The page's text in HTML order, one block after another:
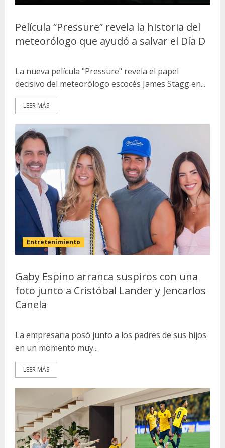
Película “Pressure” revela la historia del
meteorólogo que ayudó a salvar el Día D
La nueva película "Pressure" revela el papel
decisivo del meteorólogo escocés James Stagg en...
LEER MÁS
Entretenimiento
Gaby Espino arranca suspiros con una
foto junto a Cristóbal Lander y Jencarlos
Canela
La empresaria posó junto a los padres de sus hijos
en un momento muy...
LEER MÁS